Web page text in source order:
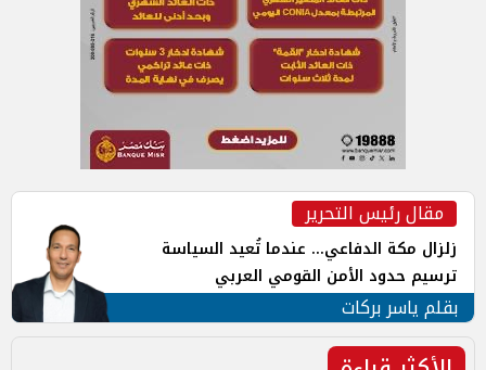
مقال رئيس التحرير
زلزال مكة الدفاعي... عندما تُعيد السياسة
ترسيم حدود الأمن القومي العربي
بقلم ياسر بركات